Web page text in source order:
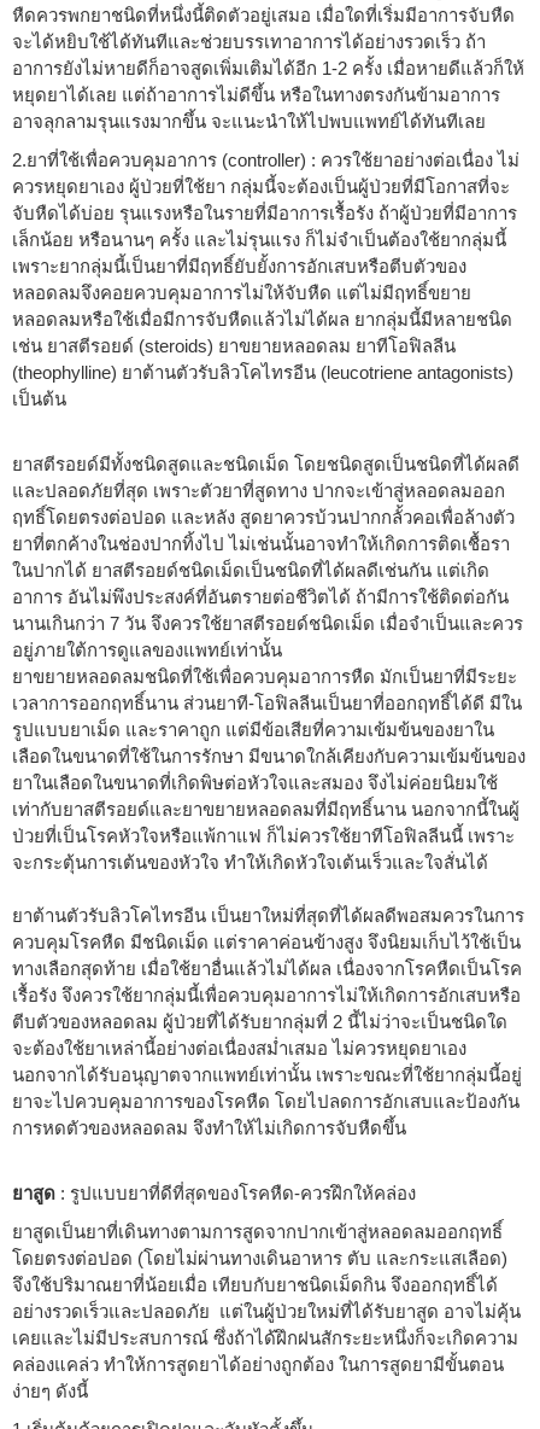
หืดควรพกยาชนิดที่หนึ่งนี้ติดตัวอยู่เสมอ เมื่อใดที่เริ่มมีอาการจับหืด
จะได้หยิบใช้ได้ทันทีและช่วยบรรเทาอาการได้อย่างรวดเร็ว ถ้า
อาการยังไม่หายดีก็อาจสูดเพิ่มเติมได้อีก 1-2 ครั้ง เมื่อหายดีแล้วก็ให้
หยุดยาได้เลย แต่ถ้าอาการไม่ดีขึ้น หรือในทางตรงกันข้ามอาการ
อาจลุกลามรุนแรงมากขึ้น จะแนะนำให้ไปพบแพทย์ได้ทันทีเลย
2.ยาที่ใช้เพื่อควบคุมอาการ (controller) : ควรใช้ยาอย่างต่อเนื่อง ไม่
ควรหยุดยาเอง ผู้ป่วยที่ใช้ยา กลุ่มนี้จะต้องเป็นผู้ป่วยที่มีโอกาสที่จะ
จับหืดได้บ่อย รุนแรงหรือในรายที่มีอาการเรื้อรัง ถ้าผู้ป่วยที่มีอาการ
เล็กน้อย หรือนานๆ ครั้ง และไม่รุนแรง ก็ไม่จำเป็นต้องใช้ยากลุ่มนี้
เพราะยากลุ่มนี้เป็นยาที่มีฤทธิ์ยับยั้งการอักเสบหรือตีบตัวของ
หลอดลมจึงคอยควบคุมอาการไม่ให้จับหืด แต่ไม่มีฤทธิ์ขยาย
หลอดลมหรือใช้เมื่อมีการจับหืดแล้วไม่ได้ผล ยากลุ่มนี้มีหลายชนิด
เช่น ยาสตีรอยด์ (steroids) ยาขยายหลอดลม ยาทีโอฟิลลีน
(theophylline) ยาต้านตัวรับลิวโคไทรอีน (leucotriene antagonists)
เป็นต้น
ยาสตีรอยด์มีทั้งชนิดสูดและชนิดเม็ด โดยชนิดสูดเป็นชนิดที่ได้ผลดี
และปลอดภัยที่สุด เพราะตัวยาที่สูดทาง ปากจะเข้าสู่หลอดลมออก
ฤทธิ์โดยตรงต่อปอด และหลัง สูดยาควรบ้วนปากกลั้วคอเพื่อล้างตัว
ยาที่ตกค้างในช่องปากทิ้งไป ไม่เช่นนั้นอาจทำให้เกิดการติดเชื้อรา
ในปากได้ ยาสตีรอยด์ชนิดเม็ดเป็นชนิดที่ได้ผลดีเช่นกัน แต่เกิด
อาการ อันไม่พึงประสงค์ที่อันตรายต่อชีวิตได้ ถ้ามีการใช้ติดต่อกัน
นานเกินกว่า 7 วัน จึงควรใช้ยาสตีรอยด์ชนิดเม็ด เมื่อจำเป็นและควร
อยู่ภายใต้การดูแลของแพทย์เท่านั้น
ยาขยายหลอดลมชนิดที่ใช้เพื่อควบคุมอาการหืด มักเป็นยาที่มีระยะ
เวลาการออกฤทธิ์นาน ส่วนยาที-โอฟิลลีนเป็นยาที่ออกฤทธิ์ได้ดี มีใน
รูปแบบยาเม็ด และราคาถูก แต่มีข้อเสียที่ความเข้มข้นของยาใน
เลือดในขนาดที่ใช้ในการรักษา มีขนาดใกล้เคียงกับความเข้มข้นของ
ยาในเลือดในขนาดที่เกิดพิษต่อหัวใจและสมอง จึงไม่ค่อยนิยมใช้
เท่ากับยาสตีรอยด์และยาขยายหลอดลมที่มีฤทธิ์นาน นอกจากนี้ในผู้
ป่วยที่เป็นโรคหัวใจหรือแพ้กาแฟ ก็ไม่ควรใช้ยาทีโอฟิลลีนนี้ เพราะ
จะกระตุ้นการเต้นของหัวใจ ทำให้เกิดหัวใจเต้นเร็วและใจสั่นได้
ยาต้านตัวรับลิวโคไทรอีน เป็นยาใหม่ที่สุดที่ได้ผลดีพอสมควรในการ
ควบคุมโรคหืด มีชนิดเม็ด แต่ราคาค่อนข้างสูง จึงนิยมเก็บไว้ใช้เป็น
ทางเลือกสุดท้าย เมื่อใช้ยาอื่นแล้วไม่ได้ผล เนื่องจากโรคหืดเป็นโรค
เรื้อรัง จึงควรใช้ยากลุ่มนี้เพื่อควบคุมอาการไม่ให้เกิดการอักเสบหรือ
ตีบตัวของหลอดลม ผู้ป่วยที่ได้รับยากลุ่มที่ 2 นี้ไม่ว่าจะเป็นชนิดใด
จะต้องใช้ยาเหล่านี้อย่างต่อเนื่องสม่ำเสมอ ไม่ควรหยุดยาเอง
นอกจากได้รับอนุญาตจากแพทย์เท่านั้น เพราะขณะที่ใช้ยากลุ่มนี้อยู่
ยาจะไปควบคุมอาการของโรคหืด โดยไปลดการอักเสบและป้องกัน
การหดตัวของหลอดลม จึงทำให้ไม่เกิดการจับหืดขึ้น
ยาสูด : รูปแบบยาที่ดีที่สุดของโรคหืด-ควรฝึกให้คล่อง
ยาสูดเป็นยาที่เดินทางตามการสูดจากปากเข้าสู่หลอดลมออกฤทธิ์
โดยตรงต่อปอด (โดยไม่ผ่านทางเดินอาหาร ตับ และกระแสเลือด)
จึงใช้ปริมาณยาที่น้อยเมื่อ เทียบกับยาชนิดเม็ดกิน จึงออกฤทธิ์ได้
อย่างรวดเร็วและปลอดภัย แต่ในผู้ป่วยใหม่ที่ได้รับยาสูด อาจไม่คุ้น
เคยและไม่มีประสบการณ์ ซึ่งถ้าได้ฝึกฝนสักระยะหนึ่งก็จะเกิดความ
คล่องแคล่ว ทำให้การสูดยาได้อย่างถูกต้อง ในการสูดยามีขั้นตอน
ง่ายๆ ดังนี้